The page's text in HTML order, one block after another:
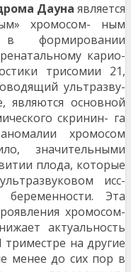
Дауна является
хромосом- ным
в формировании
карио-
трисомии 21,
ультразву-
являются основной
скринин- га
хромосом
значительными
плода, которые
исс-
Эта
хромосом-
актуальность
на другие
менее до сих пор в